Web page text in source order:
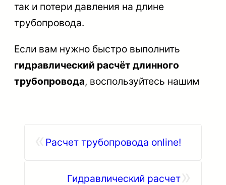
так и потери давления на длине
трубопровода.
Если вам нужно быстро выполнить
гидравлический расчёт длинного
трубопровода, воспользуйтесь нашим
Расчет трубопровода online!
Гидравлический расчет